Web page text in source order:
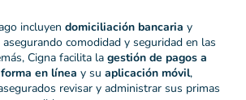
incluyen domiciliación bancaria y
asegurando comodidad y seguridad en las
Cigna facilita la gestión de pagos a
en línea y su aplicación móvil,
revisar y administrar sus primas